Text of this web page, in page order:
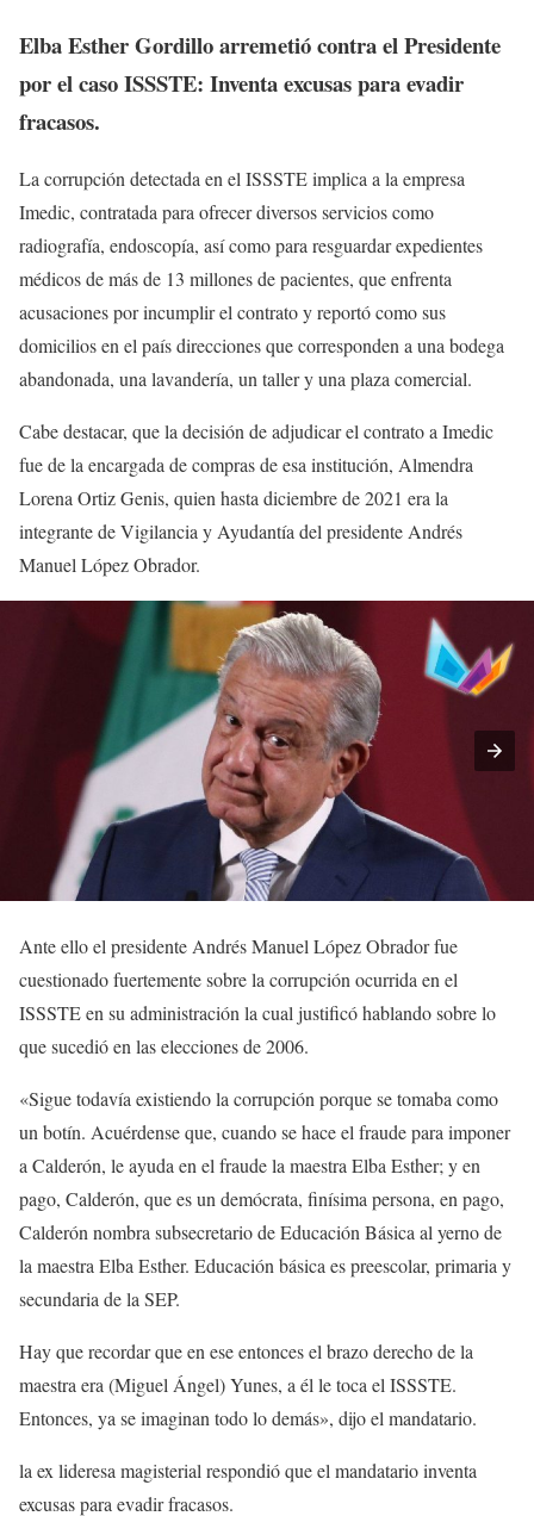
Elba Esther Gordillo arremetió contra el Presidente
por el caso ISSSTE: Inventa excusas para evadir
fracasos.
La corrupción detectada en el ISSSTE implica a la empresa
Imedic, contratada para ofrecer diversos servicios como
radiografía, endoscopía, así como para resguardar expedientes
médicos de más de 13 millones de pacientes, que enfrenta
acusaciones por incumplir el contrato y reportó como sus
domicilios en el país direcciones que corresponden a una bodega
abandonada, una lavandería, un taller y una plaza comercial.
Cabe destacar, que la decisión de adjudicar el contrato a Imedic
fue de la encargada de compras de esa institución, Almendra
Lorena Ortiz Genis, quien hasta diciembre de 2021 era la
integrante de Vigilancia y Ayudantía del presidente Andrés
Manuel López Obrador.
Ante ello el presidente Andrés Manuel López Obrador fue
cuestionado fuertemente sobre la corrupción ocurrida en el
ISSSTE en su administración la cual justificó hablando sobre lo
que sucedió en las elecciones de 2006.
«Sigue todavía existiendo la corrupción porque se tomaba como
un botín. Acuérdense que, cuando se hace el fraude para imponer
a Calderón, le ayuda en el fraude la maestra Elba Esther; y en
pago, Calderón, que es un demócrata, finísima persona, en pago,
Calderón nombra subsecretario de Educación Básica al yerno de
la maestra Elba Esther. Educación básica es preescolar, primaria y
secundaria de la SEP.
Hay que recordar que en ese entonces el brazo derecho de la
maestra era (Miguel Ángel) Yunes, a él le toca el ISSSTE.
Entonces, ya se imaginan todo lo demás», dijo el mandatario.
la ex lideresa magisterial respondió que el mandatario inventa
excusas para evadir fracasos.